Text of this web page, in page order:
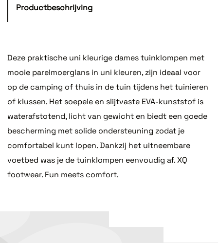
Productbeschrijving
Deze praktische uni kleurige dames tuinklompen met
mooie parelmoerglans in uni kleuren, zijn ideaal voor
op de camping of thuis in de tuin tijdens het tuinieren
of klussen. Het soepele en slijtvaste EVA-kunststof is
waterafstotend, licht van gewicht en biedt een goede
bescherming met solide ondersteuning zodat je
comfortabel kunt lopen. Dankzij het uitneembare
voetbed was je de tuinklompen eenvoudig af. XQ
footwear. Fun meets comfort.